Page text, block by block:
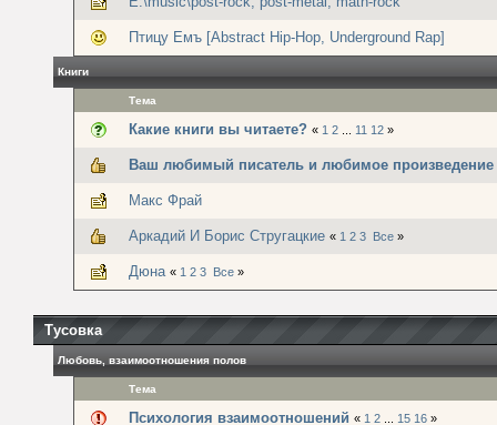
Птицу Емъ [Abstract Hip-Hop, Underground Rap]
Книги
Тема
Какие книги вы читаете? « 1 2 11 12 »
Ваш любимый писатель и любимое произведение
Макс Фрай
Аркадий И Борис Стругацкие « 1 2 3 Все »
Дюна « 1 2 3 Все »
Тусовка
Любовь, взаимоотношения полов
Тема
Психология взаимоотношений « 1 2 15 16 »